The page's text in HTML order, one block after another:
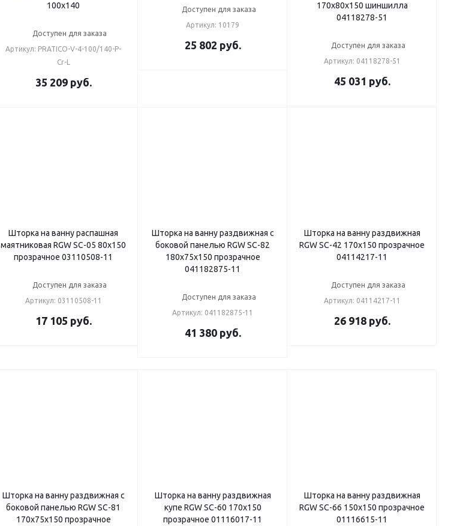
100x140
Доступен для заказа
Артикул: PRATICO-V-4-100/140-P-
Cr-L
35 209руб.
Доступен для заказа
Артикул: 10179
25 802 руб.
170х80х150 шиншилла
04118278-51
Доступен для заказа
Артикул: 04118278-51
45 031 руб.
Шторка на ванну распашная
маятниковая RGW SC-05 80х150
прозрачное 03110508-11
Доступен для заказа
Артикул: 03110508-11
17 105 руб.
Шторка на ванну раздвижная с
боковой панелью RGW SC-82
180х75х150 прозрачное
041182875-11
Доступен для заказа
Артикул: 041182875-11
41 380руб.
Шторка на ванну раздвижная
RGW SC-42 170х150 прозрачное
04114217-11
Доступен для заказа
Артикул: 04114217-11
26 918руб.
Шторка на ванну раздвижная с
боковой панелью RGW SC-81
170х75х150 прозрачное
Шторка на ванну раздвижная
купе RGW SC-60 170х150
прозрачное 01116017-11
Шторка на ванну раздвижная
RGW SC-66 150х150 прозрачное
01116615-11